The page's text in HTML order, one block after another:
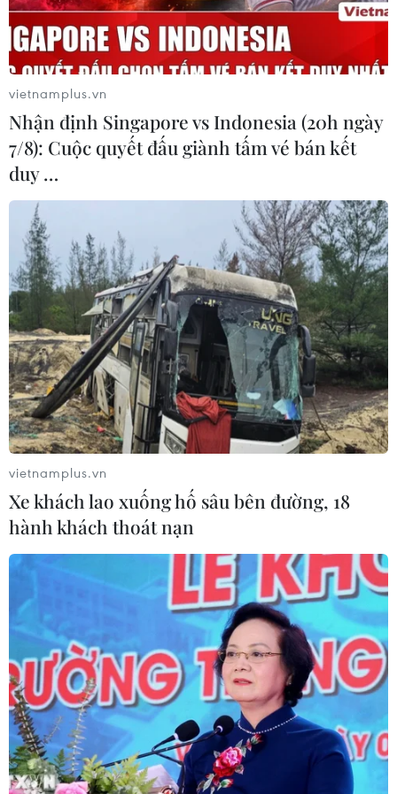
Thu ngân sách Nhà nước trong tháng Một
đạt gần 14% dự toán
01/02/2024 07:29
Tiến độ thu ngân sách Nhà nước trong tháng Một đạt
mức khá so dự toán và chủ yếu tập trung thu thuế thu
nhập doanh nghiệp, thuế thu nhập cá nhân và thuế giá
trị gia tăng.
Tin nóng 17/1: Vận động viên tiếp
tục tố vụ “móc túi ngân sách Nhà nước”
vietnamplus.vn
Nhận định Singapore vs Indonesia (20h ngày
7/8): Cuộc quyết đấu giành tấm vé bán kết
duy …
vietnamplus.vn
Xe khách lao xuống hố sâu bên đường, 18
hành khách thoát nạn